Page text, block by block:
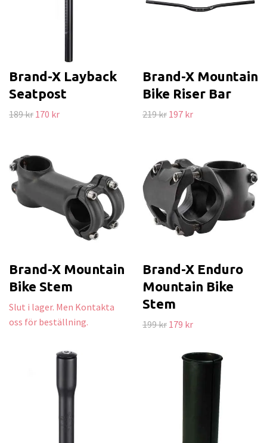
Brand-X Layback
Seatpost
189 kr 170 kr
Brand-X Mountain
Bike Riser Bar
219 kr 197 kr
Brand-X Mountain
Bike Stem
Slut i lager. Men Kontakta
oss för beställning.
Brand-X Enduro
Mountain Bike
Stem
199 kr 179 kr